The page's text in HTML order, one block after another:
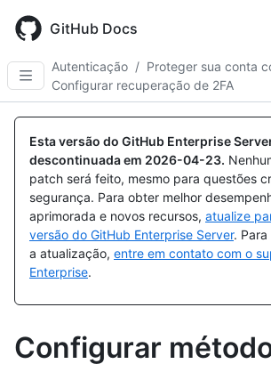
main
content
GitHub Docs
Autenticação / Proteger sua conta
Configurar recuperação de 2FA
Esta versão do GitHub Enterprise
descontinuada em 2026-04-23.
patch será feito, mesmo para questões
segurança. Para obter melhor
aprimorada e novos recursos, atualize
versão do GitHub Enterprise Server.
a atualização, entre em contato com o
Enterprise.
Configurar